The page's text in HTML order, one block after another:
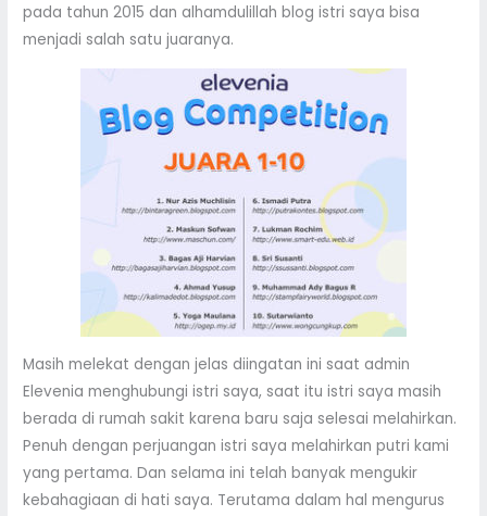
pada tahun 2015 dan alhamdulillah blog istri saya bisa
menjadi salah satu juaranya.
Masih melekat dengan jelas diingatan ini saat admin
Elevenia menghubungi istri saya, saat itu istri saya masih
berada di rumah sakit karena baru saja selesai melahirkan.
Penuh dengan perjuangan istri saya melahirkan putri kami
yang pertama. Dan selama ini telah banyak mengukir
kebahagiaan di hati saya. Terutama dalam hal mengurus